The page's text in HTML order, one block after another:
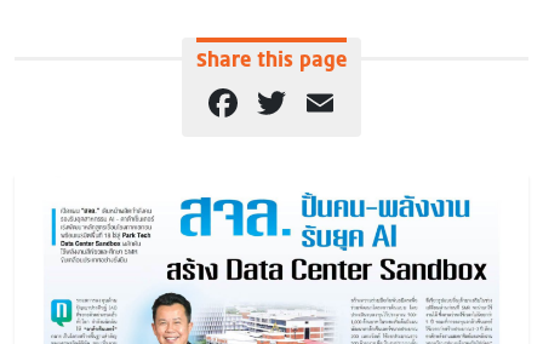
Share this page
Facebook
Twitter